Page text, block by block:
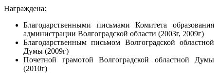
Награждена:
Благодарственными письмами Комитета образования
администрации Волгоградской области (2003г, 2009г)
Благодарственным письмом Волгоградской областной
Думы (2009г)
Почетной грамотой Волгоградской областной Думы
(2010г)